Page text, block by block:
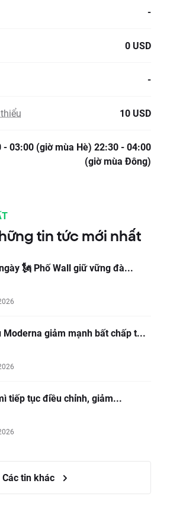
-
0 USD
-
10 USD
- 03:00 (giờ mùa Hè) 22:30 - 04:00
(giờ mùa Đông)
tin tức mới nhất
🗽 Phố Wall giữ vững đà...
Moderna giảm mạnh bất chấp t...
tiếp tục điều chỉnh, giảm...
Các tin khác